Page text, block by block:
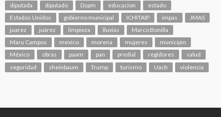
diputada
diputado Dspm educacion
estado
Estados Unidos
gobierno municipal ICHITAIP impas
JMAS
juarez
juárez limpieza lluvias
Marco Bonilla
Maru Campos
mexico morena mujeres
municipio
México
obras paam pan predial regidores
salud
seguridad
sheinbaum Trump turismo Uach violencia